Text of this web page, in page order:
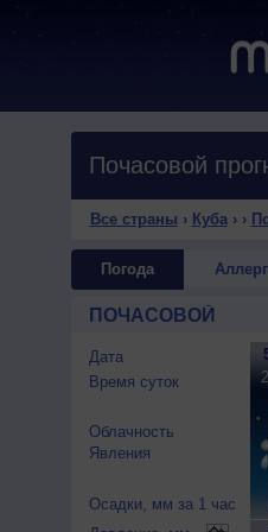
Почасовой
Все страны › Куба› ›
Погода
ПОЧАСОВОЙ
Дата
Время суток
Облачность
Явления
Осадки, мм за 1 час